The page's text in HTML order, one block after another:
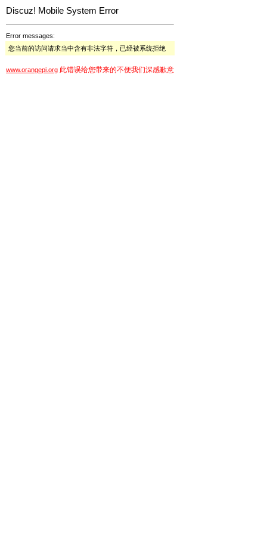
Discuz! Mobile System Error
Error messages:
您当前的访问请求当中含有非法字符，已经被系统拒绝
www.orangepi.org 此错误给您带来的不便我们深感歉意